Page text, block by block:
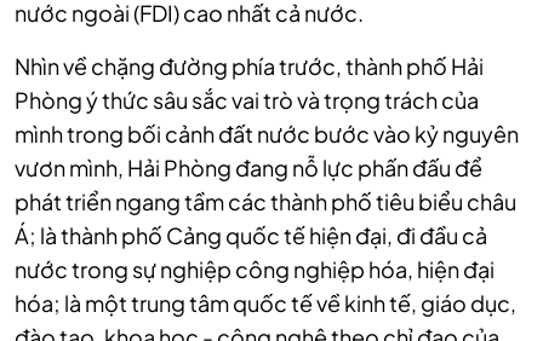
nước ngoài (FDI) cao nhất cả nước.
Nhìn về chặng đường phía trước, thành phố Hải
Phòng ý thức sâu sắc vai trò và trọng trách của
mình trong bối cảnh đất nước bước vào kỷ nguyên
vươn mình, Hải Phòng đang nỗ lực phấn đấu để
phát triển ngang tầm các thành phố tiêu biểu châu
Á; là thành phố Cảng quốc tế hiện đại, đi đầu cả
nước trong sự nghiệp công nghiệp hóa, hiện đại
hóa; là một trung tâm quốc tế về kinh tế, giáo dục,